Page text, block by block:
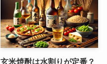
玄米焼酎は水割りが定番？